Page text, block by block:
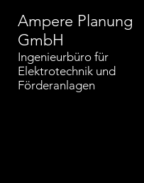
Ampere Planung
GmbH
Ingenieurbüro für
Elektrotechnik und
Förderanlagen